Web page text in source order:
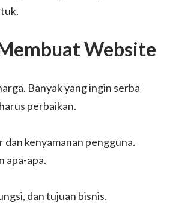
Website
Banyak yang ingin serba
perbaikan.
kenyamanan pengguna.
apa-apa.
dan tujuan bisnis.